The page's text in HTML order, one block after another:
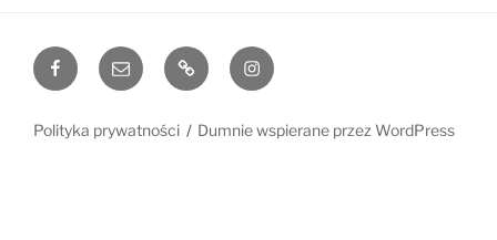
a
v
FacebookEmail www Instagram
Polityka prywatności Dumnie wspierane przez WordPress